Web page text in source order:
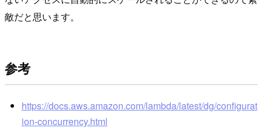
敵だと思います。
参考
https://docs.aws.amazon.com/lambda/latest/dg/configurat
ion-concurrency.html